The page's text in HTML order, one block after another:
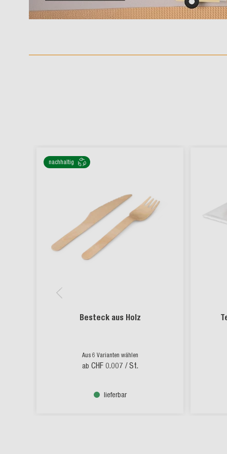
nachhaltig
Besteck aus Holz
Aus 6 Varianten wählen
ab CHF 0.007 / St.
lieferbar